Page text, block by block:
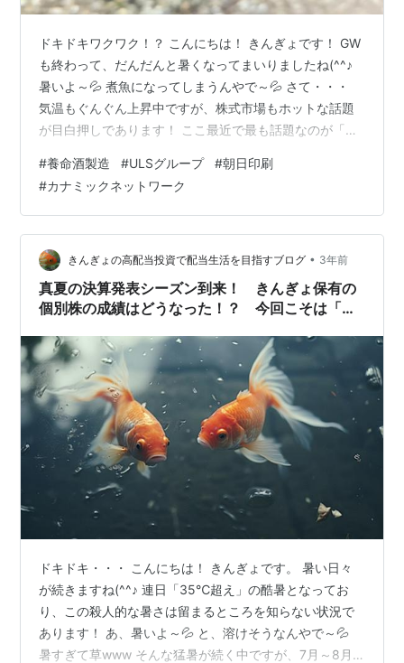
ドキドキワクワク！？ こんにちは！ きんぎょです！ GW
も終わって、だんだんと暑くなってまいりましたね(^^♪
暑いよ～💦 煮魚になってしまうんやで～💦 さて・・・
気温もぐんぐん上昇中ですが、株式市場もホットな話題
が目白押しであります！ ここ最近で最も話題なのが「決
月半ばにかけては、日本企業の決算発表が相次いでおり
ます！ 中でも日本企業の大多数を占める「３月末本決
算」の企業にとっては、この時期が１年の成績を発表す
る大事な決算！ きんぎょが保有する日本株企業も、次々
と決算が発表されております＼(^o^)／ うぉぉおぉぉぉぉ
ぉぉ！ まさかの決…
#養命酒製造 #ULSグループ #朝日印刷
#カナミックネットワーク
きんぎょの高配当投資で配当生活を目指すブログ • 3年前
真夏の決算発表シーズン到来！ きんぎょ保有の
個別株の成績はどうなった！？ 今回こそは「決
ドキドキ・・・ こんにちは！ きんぎょです。 暑い日々
が続きますね(^^♪ 連日「35℃超え」の酷暑となってお
り、この殺人的な暑さは留まるところを知らない状況で
あります！ あ、暑いよ～💦 と、溶けそうなんやで～💦
暑すぎて草www そんな猛暑が続く中ですが、7月～8月